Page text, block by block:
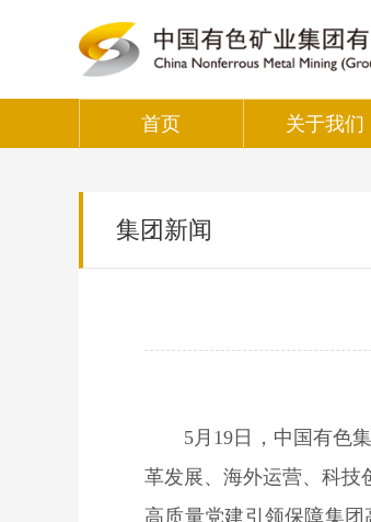
首页 关于我们
集团新闻
5月19日，中国有色
革发展、海外运营、科技
高质量党建引领保障集